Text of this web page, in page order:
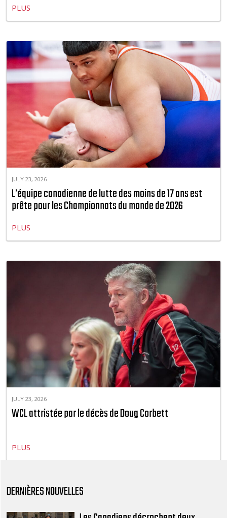
PLUS
JULY 23, 2026
L’équipe canadienne de lutte des moins de 17 ans est
prête pour les Championnats du monde de 2026
PLUS
JULY 23, 2026
WCL attristée par le décès de Doug Corbett
PLUS
DERNIÈRES NOUVELLES